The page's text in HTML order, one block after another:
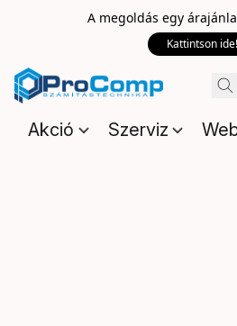
A megoldás egy
Kattintson ide!
Akció Szerviz